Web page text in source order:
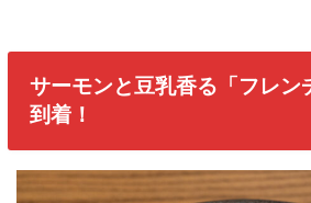
サーモンと豆乳香る「フレン
到着！